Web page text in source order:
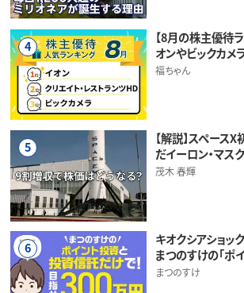
4
【8月の株主優待
オンやビックカ
福ちゃん
5
【解説】スペース
だイーロン・マス
茂木 春輝
6
キオクシアショッ
まつのすけの「ポ
まつのすけ